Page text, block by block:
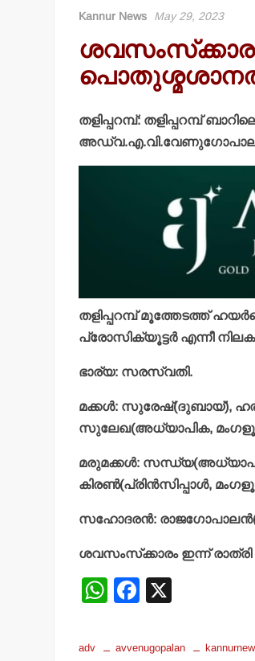
Kannur News May 29, 2023
തളിപ്പറമ്പ്: തളിപ്പറമ്പ്
തളിപ്പറമ്പ് മൂത്തേടത്ത്
പ്രോസിക്യൂട്ടര്‍ എന്നീ
ഭാര്യ: സരസ്വതി.
മക്കള്‍: സുരേഷ്(ദുബായ്),
സുലേഖ(അധ്യാപിക,
മരുമക്കള്‍:
കിരണ്‍(പ്രിന്‍സിപ്പാള്‍,
സഹോദരന്‍:
ശവസംസ്‌ക്കാരം ഇന്ന്
W
at
F
c
adv avvenugopalan